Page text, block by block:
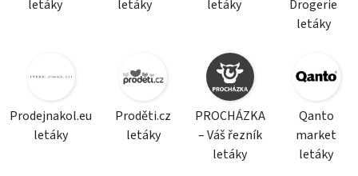
letáky
letáky
letáky
Drogerie
letáky
Prodejnakol.eu
letáky
Proděti.cz
letáky
PROCHÁZKA
– Váš řezník
letáky
Qanto
market
letáky